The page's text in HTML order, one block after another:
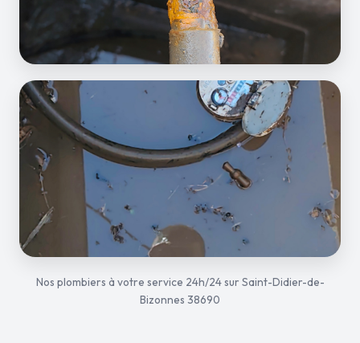
Nos plombiers à votre service 24h/24 sur Saint-Didier-de-
Bizonnes 38690